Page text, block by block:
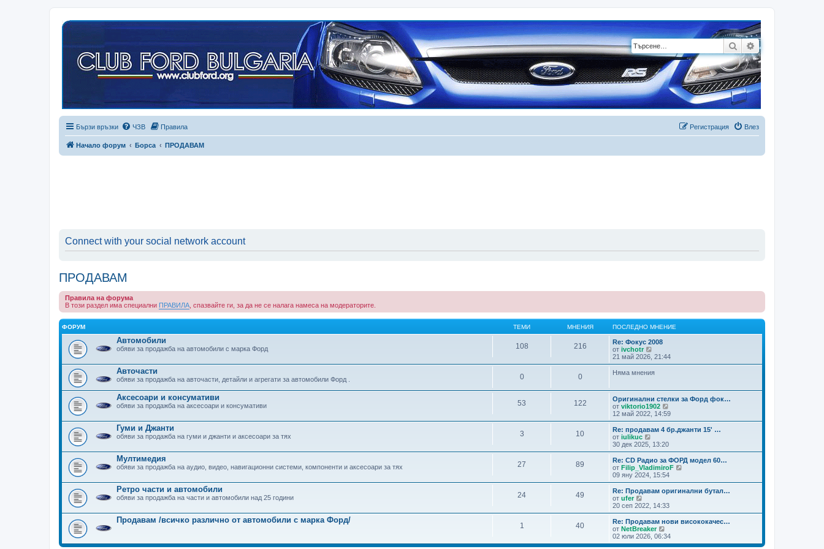
ТърсенеРазширено
Бързи връзки ЧЗВ Правила Влез
Регистрация
Начало форум Борса ПРОДАВАМ
Connect with your social network account
ПРОДАВАМ
Правила на форума
В този раздел има специални ПРАВИЛА , спазвайте ги, за да не се налага намеса на модераторите.
ФОРУМ ТЕМИ МНЕНИЯ ПОСЛЕДНО МНЕНИЕ
Автомобили
обяви за продажба на автомобили с марка Форд 108 216
Re: Фокус 2008
от ivchotr
и
ж
п
л
е
д
н
и
т
м
н
е
н
и
я
21 май 2026, 21:44
Авточасти
обяви за продажба на авточасти, детайли и агрегати за автомобили Форд . 0 0 Няма мнения
Аксесоари и консумативи
обяви за продажба на аксесоари и консумативи 53 122
Оригинални стелки за Форд фок…
от viktorio1902
и
ж
п
о
е
д
н
е
н
е
н
я
12 май 2022, 14:59
Гуми и Джанти
обяви за продажба на гуми и джанти и аксесоари за тях 3 10
Re: продавам 4 бр.джанти 15' …
от iulikuc
и
ж
п
о
с
д
н
и
е
м
н
е
30 дек 2025, 13:20
Мултимедия
обяви за продажба на аудио, видео, навигационни системи, компоненти и аксесоари за тях 27 89
Re: CD Радио за ФОРД модел 60…
от Filip_VladimiroF
ж
п
д
т
09 яну 2024, 15:54
Ретро части и автомобили
обяви за продажба на части и автомобили над 25 години 24 49
Re: Продавам оригинални бутал…
от ufer
и
ж
п
о
с
20 сеп 2022, 14:33
Продавам /всичко различно от автомобили с марка Форд/
1 40
Re: Продавам нови висококачес…
от NetBreaker
и
ж
02 юли 2026, 06:34